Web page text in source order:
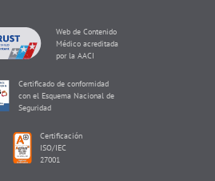
Web de Contenido
Médico acreditada
por la AACI
Certificado de conformidad
con el Esquema Nacional de
Seguridad
Certificación
ISO/IEC
27001